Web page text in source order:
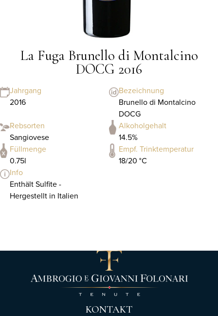
La Fuga Brunello di Montalcino
DOCG 2016
Jahrgang
2016
Bezeichnung
Brunello di Montalcino
DOCG
Rebsorten
Sangiovese
Alkoholgehalt
14.5%
Füllmenge
0.75l
Empf. Trinktemperatur
18/20 °C
Info
Enthält Sulfite -
Hergestellt in Italien
KONTAKT